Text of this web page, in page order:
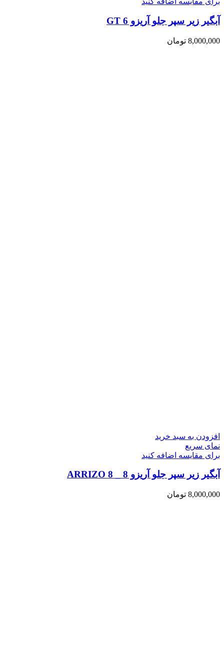
آبگیر زیر سپر جلو آریزو 6 GT
8,000,000 تومان
افزودن به سبد خرید
نمای سریع
برای مقایسه اضافه کنید
آبگیر زیر سپر جلو آریزو 8 _ ARRIZO 8
8,000,000 تومان